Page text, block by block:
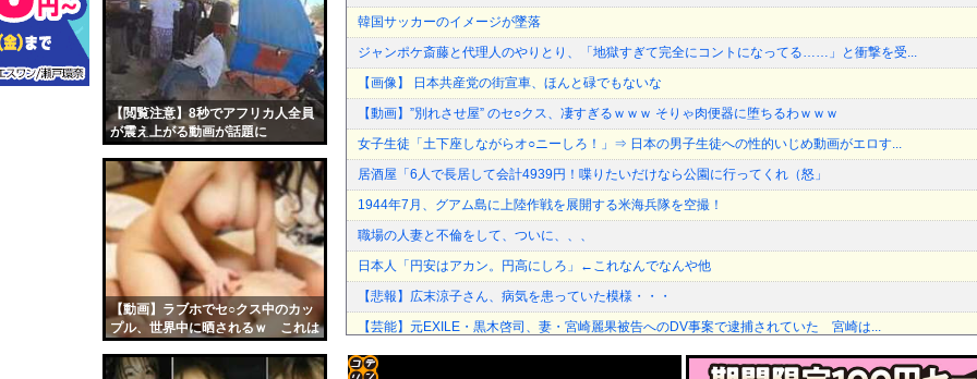
【閲覧注意】8秒でアフリカ人全員
が震え上がる動画が話題に
【動画】ラブホでセ○クス中のカッ
プル、世界中に晒されるｗ これは
コテ
リン
- 固
定リ
ンク
自動
更新
韓国サッカーのイメージが墜落
ジャンポケ斎藤と代理人のやりとり、「地獄すぎて完全にコントになってる……」と衝撃を受...
【画像】 日本共産党の街宣車、ほんと碌でもないな
【動画】”別れさせ屋” のセ○クス、凄すぎるｗｗｗ そりゃ肉便器に堕ちるわｗｗｗ
女子生徒「土下座しながらオ○ニーしろ！」⇒ 日本の男子生徒への性的いじめ動画がエロす...
居酒屋「6人で長居して会計4939円！喋りたいだけなら公園に行ってくれ（怒」
1944年7月、グアム島に上陸作戦を展開する米海兵隊を空撮！
職場の人妻と不倫をして、ついに、、、
日本人「円安はアカン。円高にしろ」←これなんでなんや他
【悲報】広末涼子さん、病気を患っていた模様・・・
【芸能】元EXILE・黒木啓司、妻・宮崎麗果被告へのDV事案で逮捕されていた 宮崎は...
専門家を舐めきった某国国営メディア、「日本の反撃能力が地域を不安定化させている」とい...